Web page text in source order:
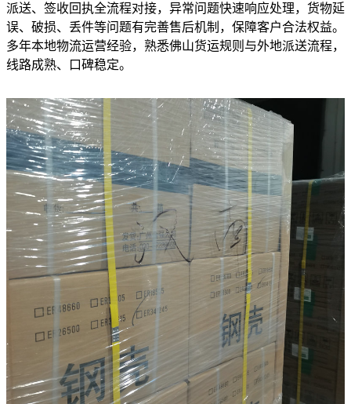
派送、签收回执全流程对接，异常问题快速响应处理，货物延
误、破损、丢件等问题有完善售后机制，保障客户合法权益。
多年本地物流运营经验，熟悉佛山货运规则与外地派送流程，
线路成熟、口碑稳定。